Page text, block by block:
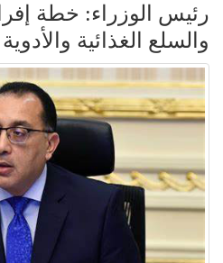
رئيس الوزراء: خطة
والسلع الغذائية